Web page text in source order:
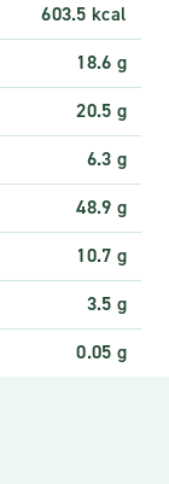
603.5 kcal
18.6 g
20.5 g
6.3 g
48.9 g
10.7 g
3.5 g
0.05 g